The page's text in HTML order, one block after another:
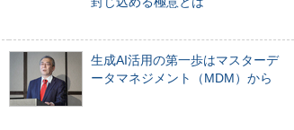
生成AI活用の第一歩はマスターデ
ータマネジメント（MDM）から